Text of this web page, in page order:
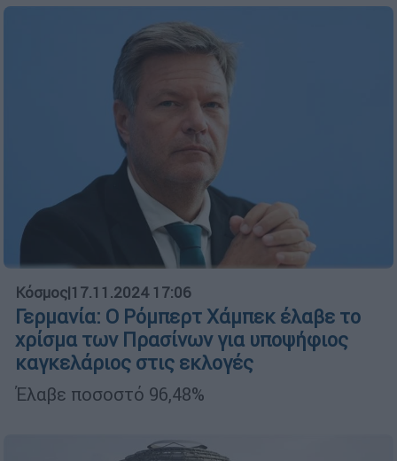
Κόσμος|17.11.2024 17:06
Γερμανία: Ο Ρόμπερτ Χάμπεκ έλαβε το
χρίσμα των Πρασίνων για υποψήφιος
καγκελάριος στις εκλογές
Έλαβε ποσοστό 96,48%